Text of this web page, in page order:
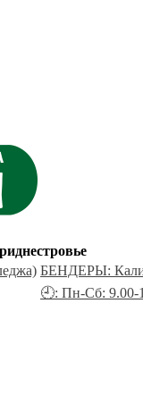
БЕНДЕРЫ:
🕘: Пн-Сб: 9.00-